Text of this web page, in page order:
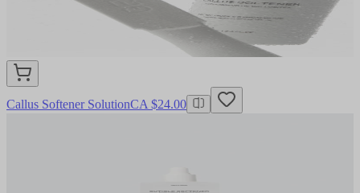
Callus Softener SolutionCA $24.00